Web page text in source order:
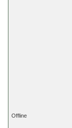
Offline